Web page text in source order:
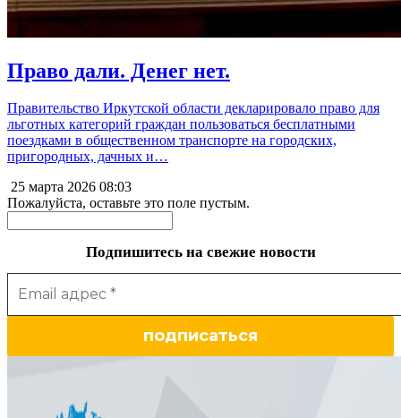
Право дали. Денег нет.
Правительство Иркутской области декларировало право для
льготных категорий граждан пользоваться бесплатными
поездками в общественном транспорте на городских,
пригородных, дачных и…
25 марта 2026 08:03
Пожалуйста, оставьте это поле пустым.
Подпишитесь на свежие новости